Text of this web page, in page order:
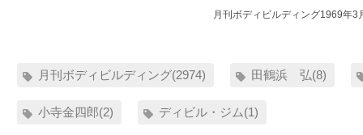
月刊ボディビルディング1969年3
月刊ボディビルディング(2974) 田鶴浜 弘(8)
小寺金四郎(2) ディビル・ジム(1)